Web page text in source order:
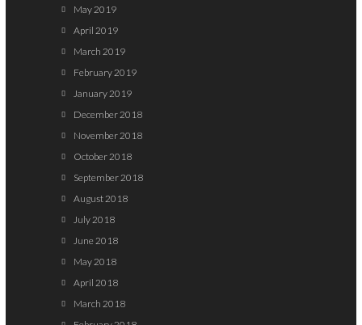
May 2019
April 2019
March 2019
February 2019
January 2019
December 2018
November 2018
October 2018
September 2018
August 2018
July 2018
June 2018
May 2018
April 2018
March 2018